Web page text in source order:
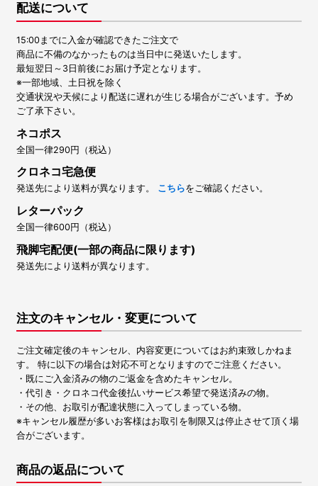
配送について
15:00までに入金が確認できたご注文で
商品に不備のなかったものは当日中に発送いたします。
最短翌日～3日前後にお届け予定となります。
※一部地域、土日祝を除く
交通状況や天候により配送に遅れが生じる場合がございます。予め
ご了承下さい。
ネコポス
全国一律290円（税込）
クロネコ宅急便
発送先により送料が異なります。 こちらをご確認ください。
レターパック
全国一律600円（税込）
飛脚宅配便(一部の商品に限ります)
発送先により送料が異なります。
注文のキャンセル・変更について
ご注文確定後のキャンセル、内容変更についてはお約束致しかねま
す。 特に以下の場合は対応不可となりますのでご注意ください。
・既にご入金済みの物のご返金を含めたキャンセル。
・代引き・クロネコ代金後払いサービス希望で発送済みの物。
・その他、お取引が配達状態に入ってしまっている物。
※キャンセル履歴が多いお客様はお取引を制限又は停止させて頂く場
合がございます。
商品の返品について